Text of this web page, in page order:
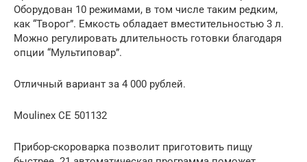
Оборудован 10 режимами, в том числе таким редким,
как “Творог”. Емкость обладает вместительностью 3 л.
Можно регулировать длительность готовки благодаря
опции “Мультиповар”.
Отличный вариант за 4 000 рублей.
Moulinex CE 501132
Прибор-скороварка позволит приготовить пищу